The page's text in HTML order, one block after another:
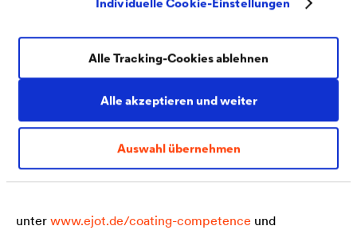
Alle akzeptieren und weiter
Auswahl übernehmen
Alle Tracking-Cookies ablehnen
Verfahren eine Reduzierung des CO2-Ausstoßes um ca.
unter www.ejot.de/coating-competence und